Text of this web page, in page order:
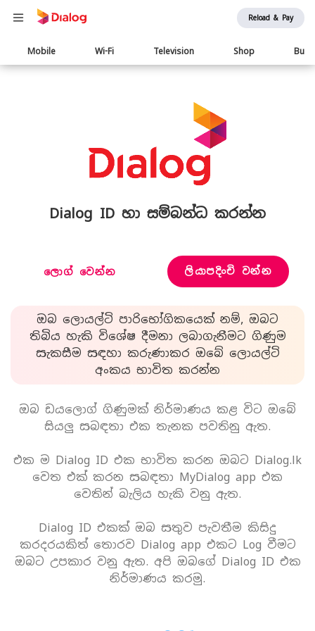
Reload & Pay
Main
navigation
Mobile Wi-Fi Television Shop
Dialog ID හා සම්බන්ධ කරන්න
ලොග් වෙන්න ලියාපදිංචි වන්න
ඔබ ලොයල්ටි පාරිභෝගිකයෙක් නම්, ඔබට
තිබිය හැකි විශේෂ දීමනා ලබාගැනීමට ගිණුම
සැකසීම සඳහා කරුණාකර ඔබේ ලොයල්ටි
අංකය භාවිත කරන්න
ඔබ ඩයලොග් ගිණුමක් නිර්මාණය කළ විට ඔබේ
සියලු සබඳතා එක තැනක පවතිනු ඇත.
එක ම Dialog ID එක භාවිත කරන ඔබට Dialog.lk
වෙත එක් කරන සබඳතා MyDialog app එක
වෙතින් බැලිය හැකි වනු ඇත.
Dialog ID එකක් ඔබ සතුව පැවතීම කිසිදු
කරදරයකිත් තොරව Dialog app එකට Log වීමට
ඔබට උපකාර වනු ඇත. අපි ඔබගේ Dialog ID එක
නිර්මාණය කරමු.